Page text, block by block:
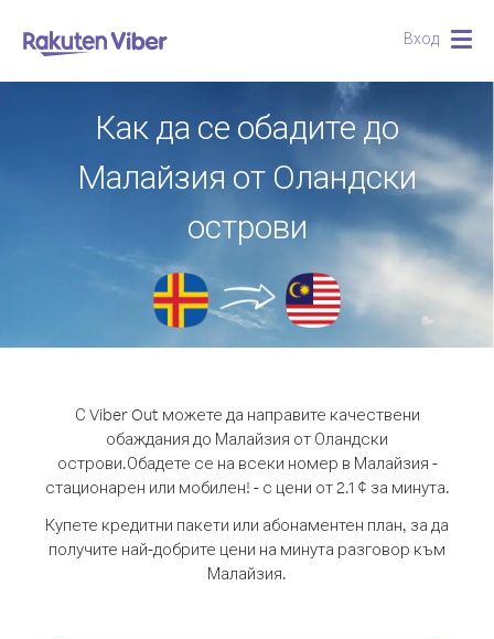
Вход
Как да се обадите до
Малайзия от Оландски
острови
С Viber Out можете да направите качествени
обаждания до Малайзия от Оландски
острови.Обадете се на всеки номер в Малайзия -
стационарен или мобилен! - с цени от 2.1 ¢ за минута.
Купете кредитни пакети или абонаментен план, за да
получите най-добрите цени на минута разговор към
Малайзия.